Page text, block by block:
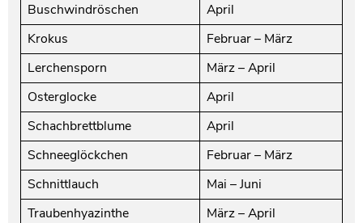
Buschwindröschen
April
Krokus
Februar – März
Lerchensporn
März – April
Osterglocke
April
Schachbrettblume
April
Schneeglöckchen
Februar – März
Schnittlauch
Mai – Juni
Traubenhyazinthe
März – April